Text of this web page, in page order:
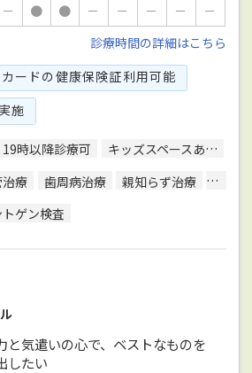
－ ● ● － － － －
－
診療時間の詳細はこちら
ードの健康保険証利用可能
施
19時以降診療可 キッズスペースあり
療 歯周病治療 親知らず治療
顎関
トゲン検査
と気遣いの心で、ベストなものを
したい